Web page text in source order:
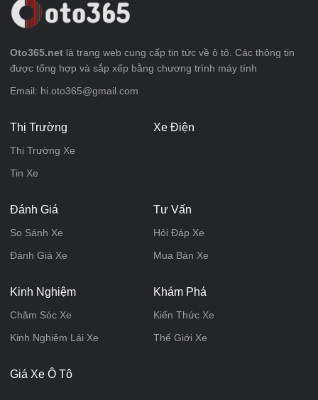
Oto365.net là trang web cung cấp tin tức về ô tô. Các thông tin
được tổng hợp và sắp xếp bằng chương trình máy tính
Email: hi.oto365@gmail.com
Thị Trường
Thị Trường Xe
Tin Xe
Xe Điện
Đánh Giá
So Sánh Xe
Đánh Giá Xe
Tư Vấn
Hỏi Đáp Xe
Mua Bán Xe
Kinh Nghiệm
Chăm Sóc Xe
Kinh Nghiệm Lái Xe
Khám Phá
Kiến Thức Xe
Thế Giới Xe
Giá Xe Ô Tô